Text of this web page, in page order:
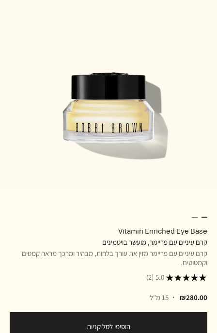
Vitamin Enriched Eye Base
קרם עיניים עם פריימר, מועשר בויטמינים
קרם עיניים עם פריימר מזין את עורך בלחות, מבהיר ומרכך מראה קמטים
וקמטוטים.
5.0
(2)
₪280.00 15 מ"ל
הוסיפי לסל קניות